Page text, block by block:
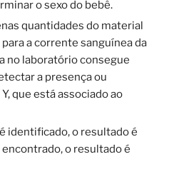
o sexo do bebê.
quantidades do material
a corrente sanguínea da
no laboratório consegue
a presença ou
que está associado ao
identificado, o resultado é
o resultado é